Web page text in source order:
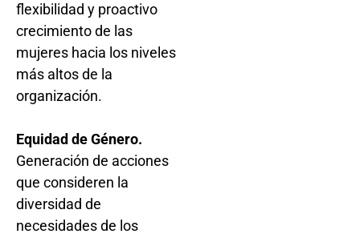
flexibilidad y proactivo
crecimiento de las
mujeres hacia los niveles
más altos de la
organización.
Equidad de Género.
Generación de acciones
que consideren la
diversidad de
necesidades de los